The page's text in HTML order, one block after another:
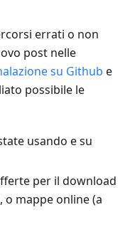
errati o non
post nelle
su Github e
possibile le
usando e su
per il download
mappe online (a